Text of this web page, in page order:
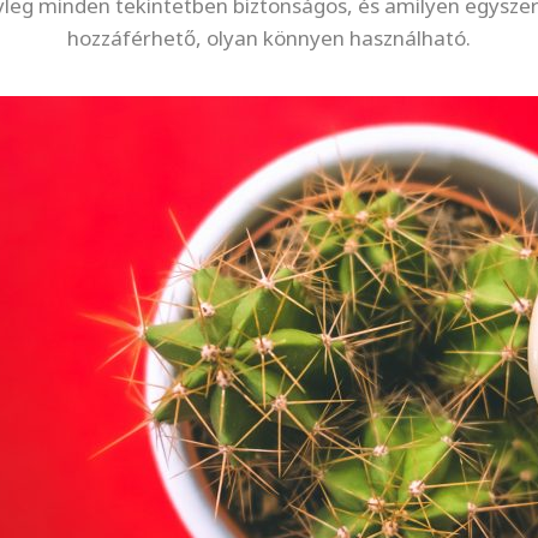
minden tekintetben biztonságos, és amilyen
hozzáférhető, olyan könnyen használható.